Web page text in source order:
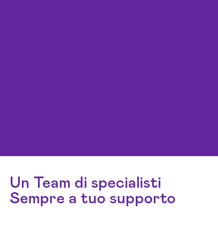
Un Team di specialisti
Sempre a tuo supporto